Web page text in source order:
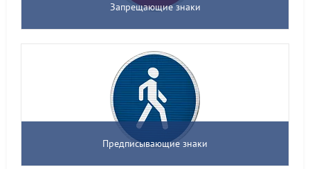
Запрещающие знаки
Предписывающие знаки